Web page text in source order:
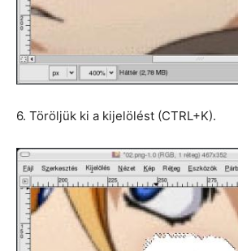
6. Töröljük ki a kijelölést (CTRL+K).